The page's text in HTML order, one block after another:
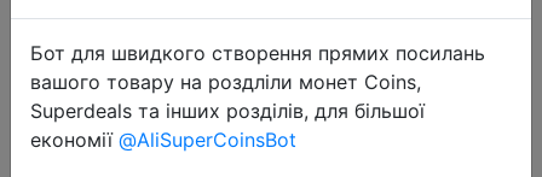
Бот для швидкого створення прямих посилань
вашого товару на роздліли монет Coins,
Superdeals та інших розділів, для більшої
економії @AliSuperCoinsBot